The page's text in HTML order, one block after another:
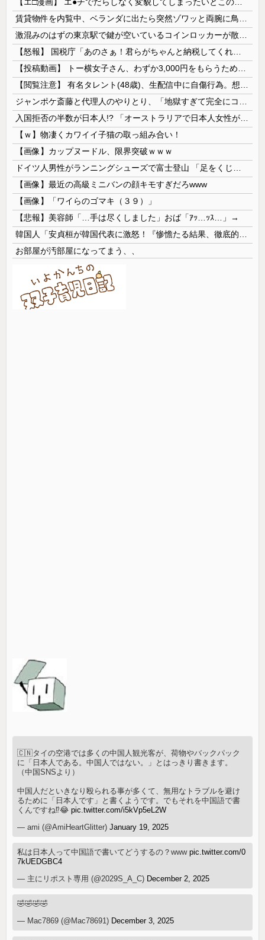
【ｗ】物凄くカワイイ子猫の取っ組み合い！
【画像】カップヌードル、限界突破ｗｗｗ
【画像】最近の高級ミニバンの顔キモすぎだろwww
【画像】「ワイらのゴマキ（３９）」
【悲報】美容師「…手は尽くしました」おば「ｱｯ…ｯｽ…」→
お部屋が汚部屋になってまう、、
🇨🇳タイの空港では多くの中国人観光客が、荷物やバックパック
に「日本人である。中国人ではない。」とはっきり書きます。
（中国SNSより）
中国人だといきなり殴られる事が多くて、無用なトラブルを避け
るために「日本人です」と書くようです。でもそれを中国語で書
くんですね⁉️😂pic.twitter.com/i5kVp5eL2W
— ami (@AmiHeartGlitter)January 19, 2025
私は日本人って中国語で書いてどうするの？wwwpic.twitter.com/0
7kUEDGBC4
— 主にリポスト専用 (@2029S_A_C) December 2, 2025
🤣🤣🤣🤣
— Mac7869 (@Mac78691) December 3, 2025